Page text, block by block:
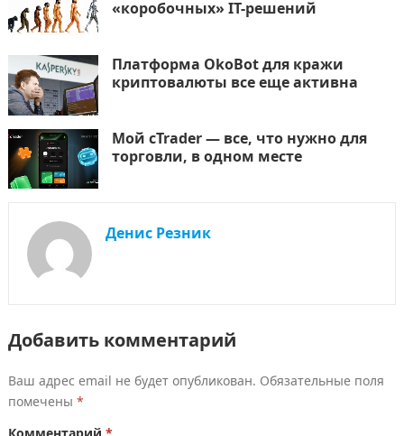
«коробочных» IT-решений
Платформа OkoBot для кражи
криптовалюты все еще активна
Мой cTrader — все, что нужно для
торговли, в одном месте
Денис Резник
Добавить комментарий
Ваш адрес email не будет опубликован. Обязательные поля
помечены *